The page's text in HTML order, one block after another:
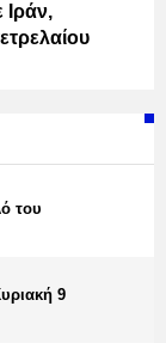
Ιράν,
του
9